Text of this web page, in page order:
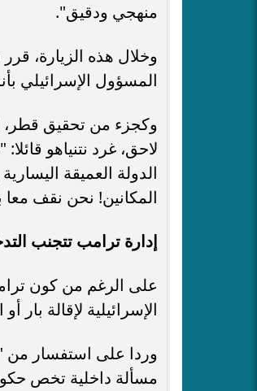
منهجي ودقيق".
وخلال هذه الزيارة،
المسؤول الإسرائيلي
وكجزء من تحقيق قطر،
لاحق، غرد نتنياهو
الدولة العميقة
المكانين! نحن نقف معا
إدارة ترامب تتجنب
على الرغم من كون
الإسرائيلية لإقالة بار
وردا على استفسار من
مسألة داخلية تخص